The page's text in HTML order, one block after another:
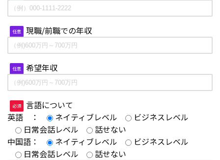
任意 現職/前職での年収
任意 希望年収
必須
言語について
英語 ：
ネイティブレベル
ビジネスレベル
日常会話レベル
話せない
中国語：
ネイティブレベル
ビジネスレベル
日常会話レベル
話せない